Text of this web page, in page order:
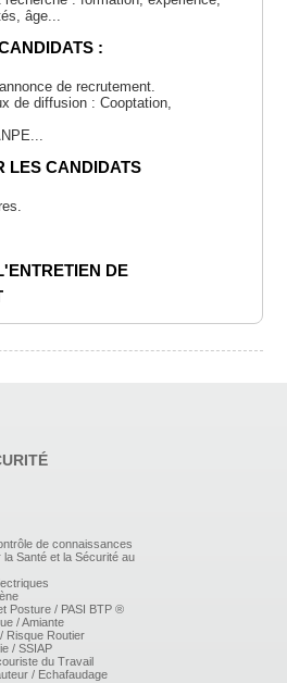
âge...
:
de recrutement.
de diffusion : Cooptation,
LES CANDIDATS
DE
en fonction du profil du poste et
qui s'adaptera le mieux au
appuis extérieurs choisir pourquoi
graphologie, numérologie,
l'intuition, aux informations
: L'EMBAUCHER
prendre possession de son lieu de
ses missions, ses droits et ses
de connaissances
la Santé et la Sécurité au
Posture / PASI BTP ®
/ Amiante
Risque Routier
/ SSIAP
du Travail
/ Echafaudage